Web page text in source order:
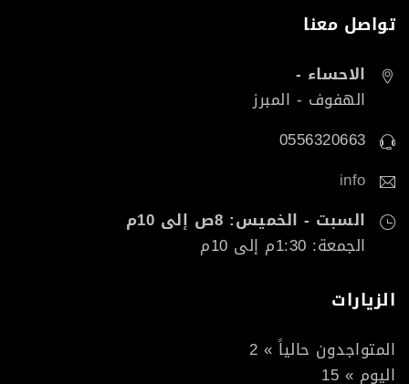
تواصل معنا
الاحساء -
الهفوف - المبرز
0556320663
info
السبت - الخميس: 8ص إلى 10م
الجمعة: 1:30م إلى 10م
الزيارات
المتواجدون حالياً » 2
اليوم » 15